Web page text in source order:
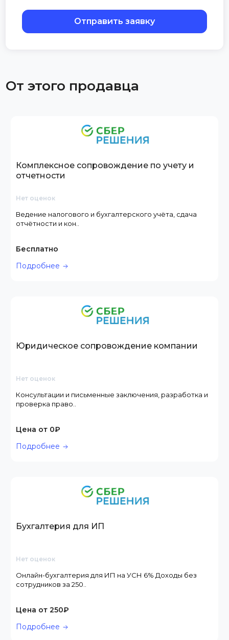
Отправить заявку
От этого продавца
Комплексное сопровождение по учету и
отчетности
Нет оценок
Ведение налогового и бухгалтерского учёта, сдача
отчётности и кон..
Бесплатно
Подробнее
Юридическое сопровождение компании
Нет оценок
Консультации и письменные заключения, разработка и
проверка право..
Цена от 0₽
Подробнее
Бухгалтерия для ИП
Нет оценок
Онлайн-бухгалтерия для ИП на УСН 6% Доходы без
сотрудников за 250..
Цена от 250₽
Подробнее